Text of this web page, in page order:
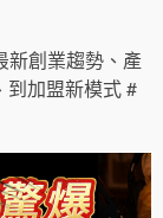
新創業趨勢、產
到加盟新模式 #